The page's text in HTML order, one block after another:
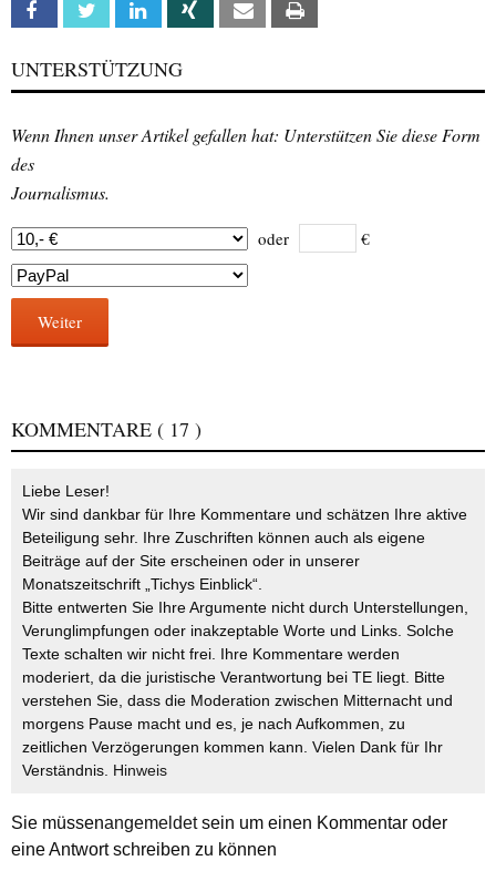
Facebook Twitter Linkedin Xing Email
UNTERSTÜTZUNG
Wenn Ihnen unser Artikel gefallen hat: Unterstützen Sie diese Form
des
Journalismus.
oder €
Weiter
KOMMENTARE ( 17 )
Liebe Leser!
Wir sind dankbar für Ihre Kommentare und schätzen Ihre aktive
Beteiligung sehr. Ihre Zuschriften können auch als eigene
Beiträge auf der Site erscheinen oder in unserer
Monatszeitschrift „Tichys Einblick“.
Bitte entwerten Sie Ihre Argumente nicht durch Unterstellungen,
Verunglimpfungen oder inakzeptable Worte und Links. Solche
Texte schalten wir nicht frei. Ihre Kommentare werden
moderiert, da die juristische Verantwortung bei TE liegt. Bitte
verstehen Sie, dass die Moderation zwischen Mitternacht und
morgens Pause macht und es, je nach Aufkommen, zu
zeitlichen Verzögerungen kommen kann. Vielen Dank für Ihr
Verständnis. Hinweis
Sie müssenangemeldetsein um einen Kommentar oder
eine Antwort schreiben zu können